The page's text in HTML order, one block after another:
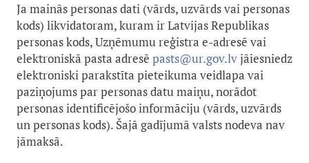
Ja mainās personas dati (vārds, uzvārds vai personas
kods) likvidatoram, kuram ir Latvijas Republikas
personas kods, Uzņēmumu reģistra e-adresē vai
elektroniskā pasta adresē pasts@ur.gov.lvjāiesniedz
elektroniski parakstīta pieteikuma veidlapa vai
paziņojums par personas datu maiņu, norādot
personas identificējošo informāciju (vārds, uzvārds
un personas kods). Šajā gadījumā valsts nodeva nav
jāmaksā.